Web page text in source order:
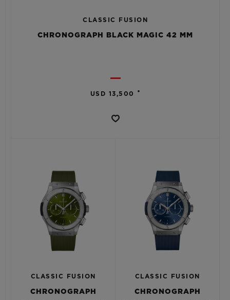
CLASSIC FUSION
CHRONOGRAPH BLACK MAGIC 42 MM
USD 13,500 •
CLASSIC FUSION
CHRONOGRAPH
CLASSIC FUSION
CHRONOGRAPH